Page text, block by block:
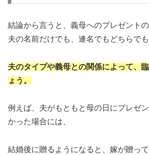
結論から言うと、義母へのプレゼント
夫の名前だけでも、連名でもどちらでも
夫のタイプや義母との関係によって、
ょう。
例えば、夫がもともと母の日にプレゼ
かった場合には、
結婚後に贈るようになると、嫁が贈っ